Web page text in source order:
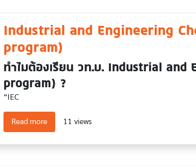
Industrial and Engineering
program)
ทำไมต้องเรียน วท.บ. Industrial
program) ?
“IEC
Read moreabout Industrial and Engineering Chemistry
11 views